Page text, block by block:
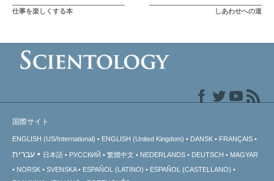
仕事を楽しくする本 しあわせへの道
国際サイト
ENGLISH (US/International) ENGLISH (United Kingdom) DANSK FRANÇAIS
עברית 日本語 РУССКИЙ 繁體中文 NEDERLANDS DEUTSCH
MAGYAR
NORSK
SVENSKA ESPAÑOL (LATINO)
ESPAÑOL (CASTELLANO)